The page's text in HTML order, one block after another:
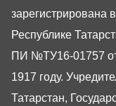
зарегистрирована
Республике
ПИ №ТУ16-01757 от
1917 году.
Татарстан,